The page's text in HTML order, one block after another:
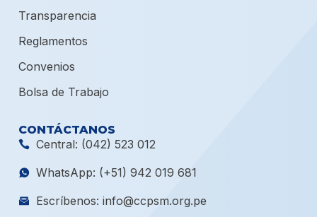
Transparencia
Reglamentos
Convenios
Bolsa de Trabajo
CONTÁCTANOS
Central: (042) 523 012
WhatsApp: (+51) 942 019 681
Escríbenos: info@ccpsm.org.pe